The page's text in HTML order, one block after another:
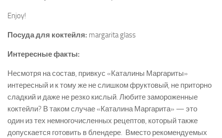
Enjoy!
Посуда для коктейля: margarita glass
Интересные факты:
Несмотря на состав, привкус «Каталины Маргариты»
интересный и к тому же не слишком фруктовый, не приторно
сладкий и даже не резко кислый. Любите замороженные
коктейли? В таком случае «Каталина Маргарита» — это
один из тех немногочисленных рецептов, который также
допускается готовить в блендере. Вместо рекомендуемых